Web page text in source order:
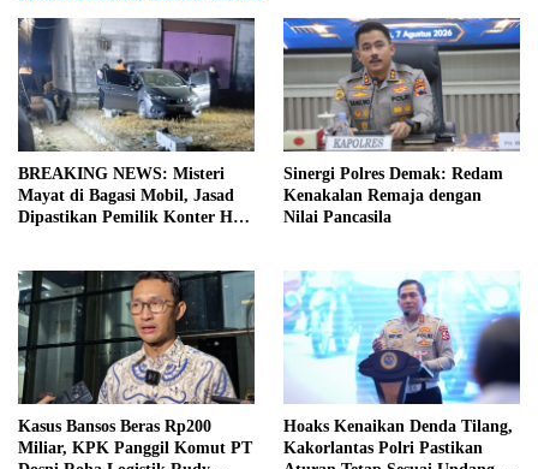
BREAKING NEWS: Misteri
Mayat di Bagasi Mobil, Jasad
Dipastikan Pemilik Konter HP
Sinergi Polres Demak: Redam
Kenakalan Remaja dengan
Nilai Pancasila
Kasus Bansos Beras Rp200
Miliar, KPK Panggil Komut PT
Hoaks Kenaikan Denda Tilang,
Kakorlantas Polri Pastikan